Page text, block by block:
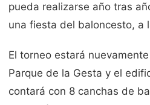
pueda realizarse año tras
una fiesta del baloncesto, a
El torneo estará
Parque de la Gesta y el
contará con 8 canchas de